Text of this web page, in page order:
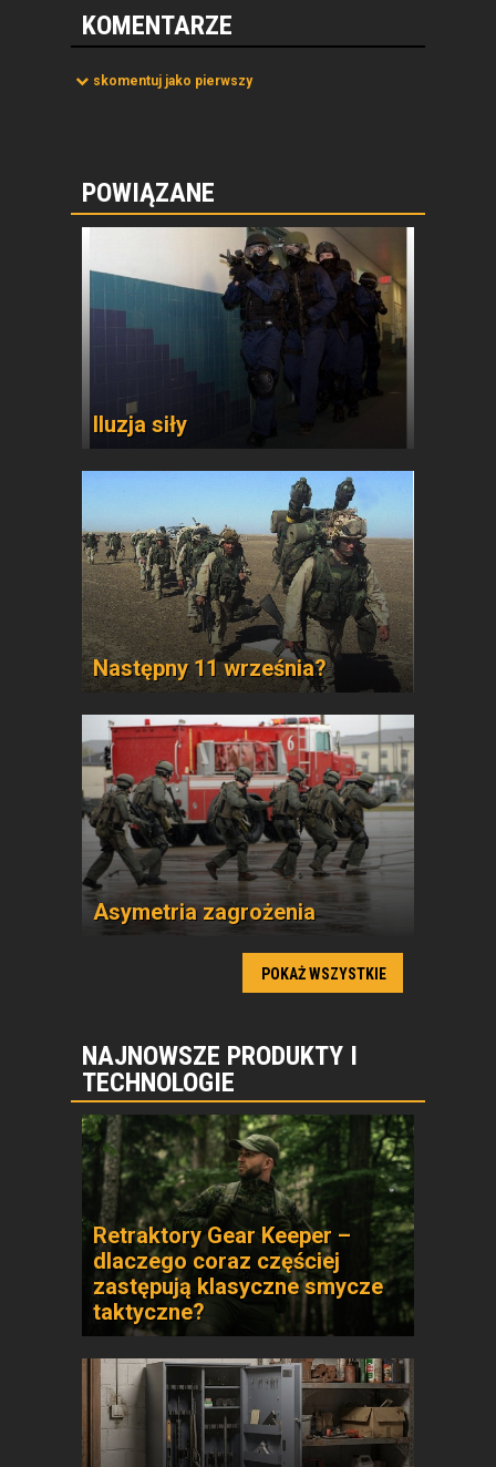
KOMENTARZE
skomentuj jako pierwszy
POWIĄZANE
Iluzja siły
Następny 11 września?
Asymetria zagrożenia
POKAŻ WSZYSTKIE
NAJNOWSZE PRODUKTY I
TECHNOLOGIE
Retraktory Gear Keeper –
dlaczego coraz częściej
zastępują klasyczne smycze
taktyczne?